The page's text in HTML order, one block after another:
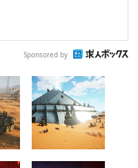
Sponsored by